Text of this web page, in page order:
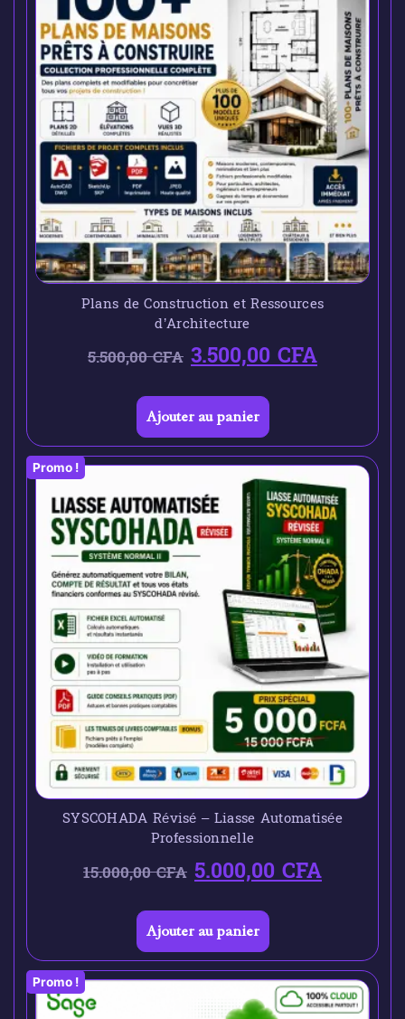
Plans de Construction et Ressources
d’Architecture
5.500,00CFA 3.500,00CFA
Ajouter au panier
Promo !
SYSCOHADA Révisé – Liasse Automatisée
Professionnelle
15.000,00CFA 5.000,00CFA
Ajouter au panier
Promo !